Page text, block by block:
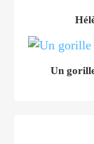
Un